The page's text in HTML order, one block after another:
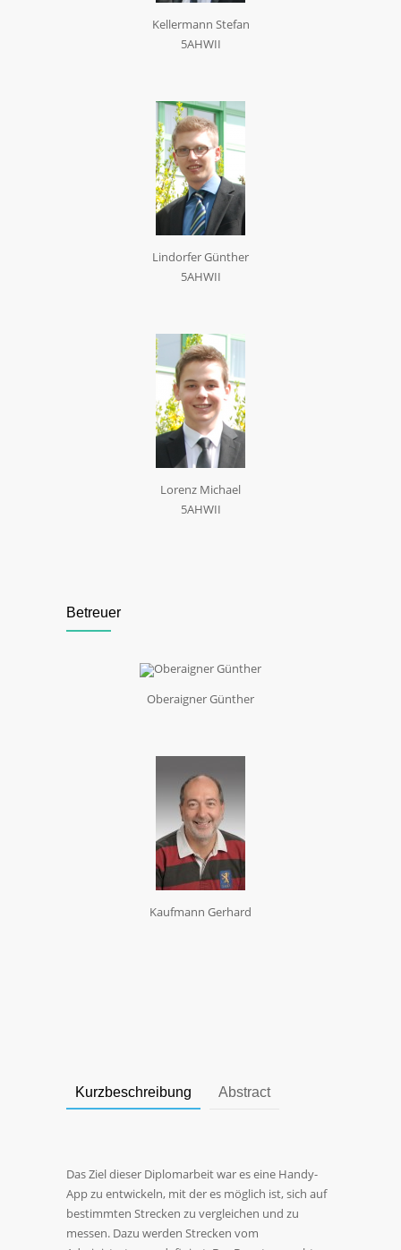
Kellermann Stefan
5AHWII
Lindorfer Günther
5AHWII
Lorenz Michael
5AHWII
Betreuer
Oberaigner Günther
Kaufmann Gerhard
Kurzbeschreibung Abstract
Das Ziel dieser Diplomarbeit war es eine Handy-
App zu entwickeln, mit der es möglich ist, sich auf
bestimmten Strecken zu vergleichen und zu
messen. Dazu werden Strecken vom